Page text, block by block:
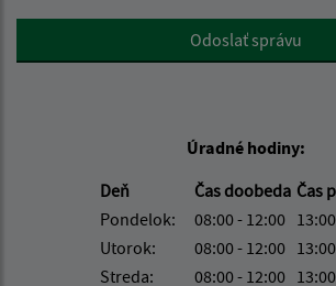
Google reCaptcha ResponseOdoslať správu
Úradné hodiny:
Deň
Čas doobeda Čas
Pondelok:
08:00 - 12:00
Utorok:
08:00 - 12:00
Streda:
08:00 - 12:00